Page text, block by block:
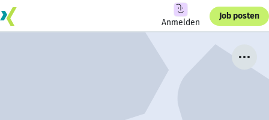
Anmelden
Job posten